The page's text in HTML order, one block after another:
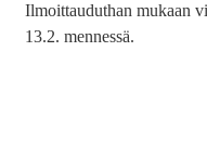
Ilmoittauduthan mukaan
13.2. mennessä.